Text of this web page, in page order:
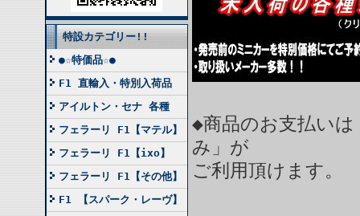
特設カテゴリー!!
●☆特価品☆●
F1 直輸入・特別入荷品
アイルトン・セナ 各種
フェラーリ F1【マテル】
フェラーリ F1【ixo】
フェラーリ F1【その他】
F1 【スパーク・レーヴ】
◆商品のお支払い
み」が
ご利用頂けます。